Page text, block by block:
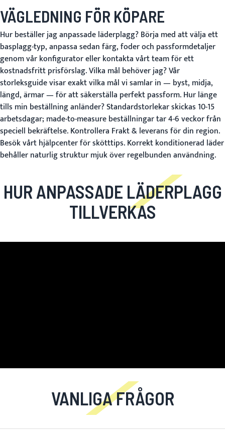
VÄGLEDNING FÖR KÖPARE
Hur beställer jag anpassade läderplagg?Börja med att välja ett
basplagg-typ, anpassa sedan färg, foder och passformdetaljer
genom vår konfigurator eller kontakta vårt team för ett
kostnadsfritt prisförslag.Vilka mål behöver jag?Vår
storleksguidevisar exakt vilka mål vi samlar in — byst, midja,
längd, ärmar — för att säkerställa perfekt passform.Hur länge
tills min beställning anländer?Standardstorlekar skickas 10-15
arbetsdagar; made-to-measure beställningar tar 4-6 veckor från
speciell bekräftelse. Kontrollera Frakt & leveransför din region.
Besök vårthjälpcenterför skötttips. Korrekt konditionerad läder
behåller naturlig struktur mjuk över regelbunden användning.
HUR ANPASSADE LÄDERPLAGG
TILLVERKAS
VANLIGA FRÅGOR